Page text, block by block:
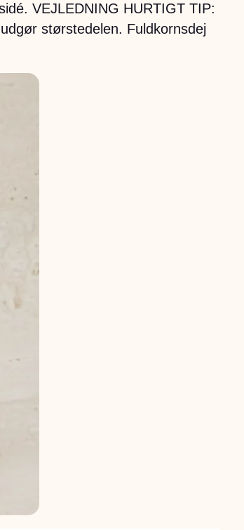
VEJLEDNING HURTIGT TIP:
størstedelen. Fuldkornsdej